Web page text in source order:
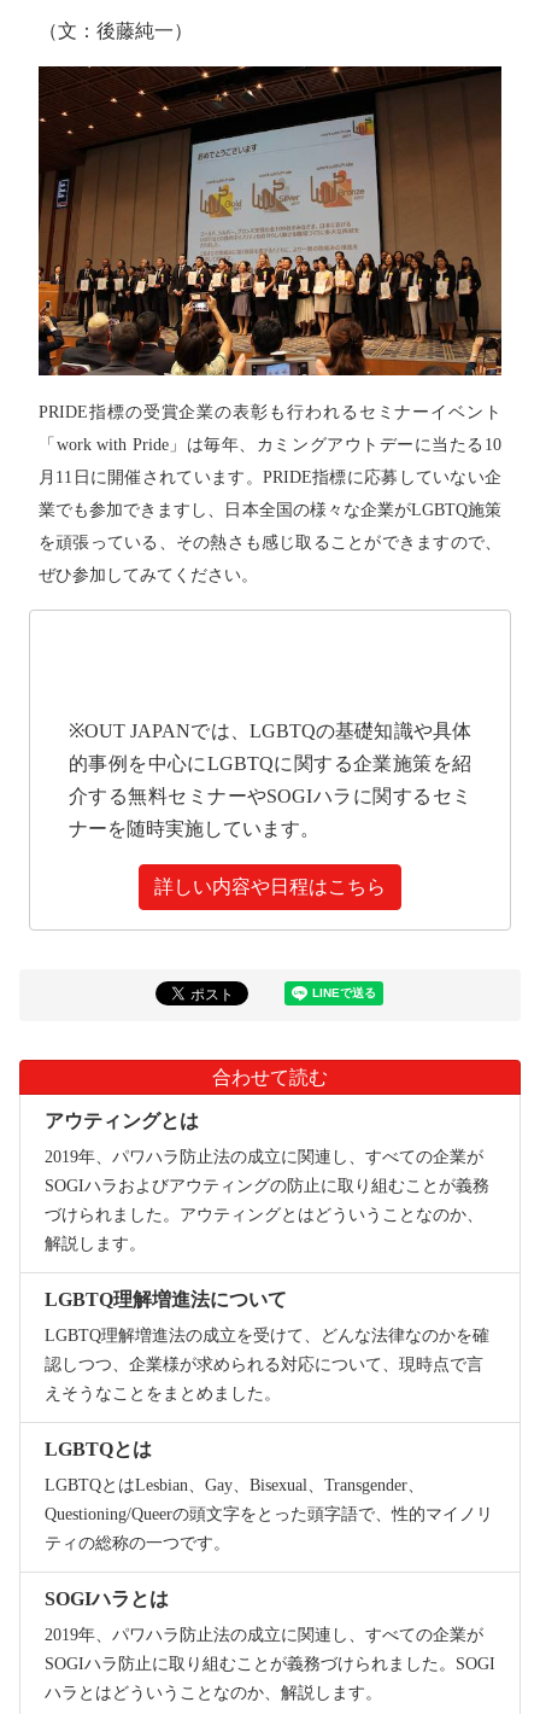
（文：後藤純一）
PRIDE指標の受賞企業の表彰も行われるセミナーイベント
「work with Pride」は毎年、カミングアウトデーに当たる10
月11日に開催されています。PRIDE指標に応募していない企
業でも参加できますし、日本全国の様々な企業がLGBTQ施策
を頑張っている、その熱さも感じ取ることができますので、
ぜひ参加してみてください。
※OUT JAPANでは、LGBTQの基礎知識や具体
的事例を中心にLGBTQに関する企業施策を紹
介する無料セミナーやSOGIハラに関するセミ
ナーを随時実施しています。
詳しい内容や日程はこちら
合わせて読む
アウティングとは
2019年、パワハラ防止法の成立に関連し、すべての企業が
SOGIハラおよびアウティングの防止に取り組むことが義務
づけられました。アウティングとはどういうことなのか、
解説します。
LGBTQ理解増進法について
LGBTQ理解増進法の成立を受けて、どんな法律なのかを確
認しつつ、企業様が求められる対応について、現時点で言
えそうなことをまとめました。
LGBTQとは
LGBTQとはLesbian、Gay、Bisexual、Transgender、
Questioning/Queerの頭文字をとった頭字語で、性的マイノリ
ティの総称の一つです。
SOGIハラとは
2019年、パワハラ防止法の成立に関連し、すべての企業が
SOGIハラ防止に取り組むことが義務づけられました。SOGI
ハラとはどういうことなのか、解説します。